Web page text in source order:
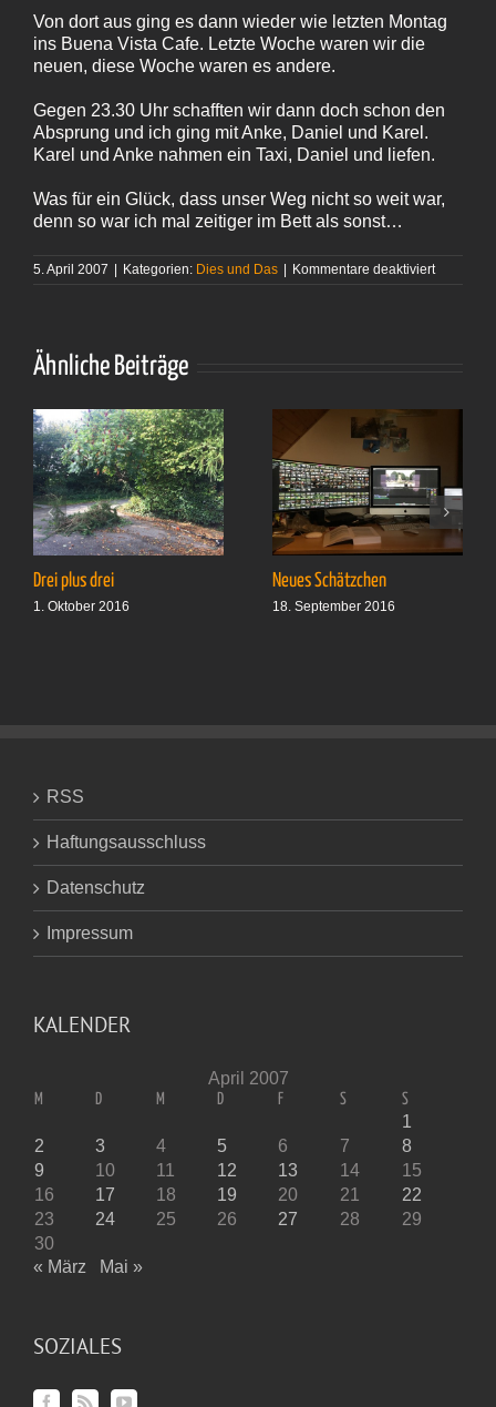
Von dort aus ging es dann wieder wie letzten Montag
ins Buena Vista Cafe. Letzte Woche waren wir die
neuen, diese Woche waren es andere.
Gegen 23.30 Uhr schafften wir dann doch schon den
Absprung und ich ging mit Anke, Daniel und Karel.
Karel und Anke nahmen ein Taxi, Daniel und liefen.
Was für ein Glück, dass unser Weg nicht so weit war,
denn so war ich mal zeitiger im Bett als sonst…
5. April 2007 | Kategorien: Dies und Das | Kommentare deaktiviertfür
Ähnliche Beiträge
Drei plus drei
1. Oktober 2016
Neues Schätzchen
18. September 2016
RSS
Haftungsausschluss
Datenschutz
Impressum
KALENDER
April 2007
M D M D F S S
1
2
3 4 5 6 7
8
9
10 11 12 13 14
15
16
17 18 19 20 21
22
23
24 25 26 27 28
29
30
« März
Mai »
SOZIALES